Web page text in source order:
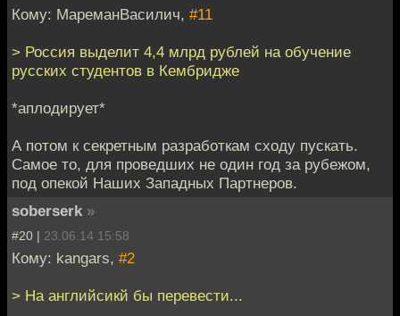
Кому: МареманВасилич, #11
> Россия выделит 4,4 млрд рублей на обучение
русских студентов в Кембридже
*аплодирует*
А потом к секретным разработкам сходу пускать.
Самое то, для проведших не один год за рубежом,
под опекой Наших Западных Партнеров.
soberserk »
#20 | 23.06.14 15:58
Кому: kangars, #2
> На английсикй бы перевести...